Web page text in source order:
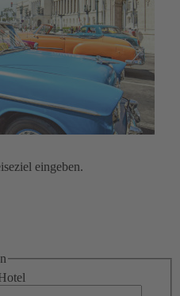
eingeben.